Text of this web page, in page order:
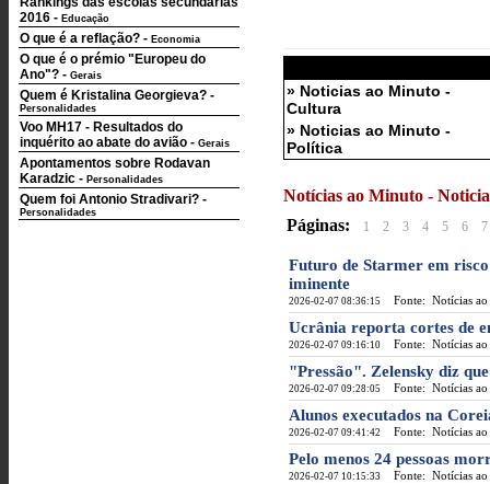
2016 - Educação
O que é a reflação? - Economia
O que é o prémio "Europeu do
Ano"? - Gerais
Quem é Kristalina Georgieva? -
Personalidades
Voo MH17 - Resultados do
inquérito ao abate do avião - Gerais
Apontamentos sobre Rodavan
Karadzic - Personalidades
Quem foi Antonio Stradivari? -
Personalidades
» Noticias ao Minuto -
Cultura
» Noticias ao Minuto -
Política
Notícias ao Minuto -
Páginas:
1 2 3 4 5 6 7
Futuro de Starmer em risco
iminente
2026-02-07 08:36:15 Fonte: Notícias
Ucrânia reporta cortes de
2026-02-07 09:16:10 Fonte: Notícias
"Pressão". Zelensky diz
2026-02-07 09:28:05 Fonte: Notícias
Alunos executados na
2026-02-07 09:41:42 Fonte: Notícias
Pelo menos 24 pessoas
2026-02-07 10:15:33 Fonte: Notícias